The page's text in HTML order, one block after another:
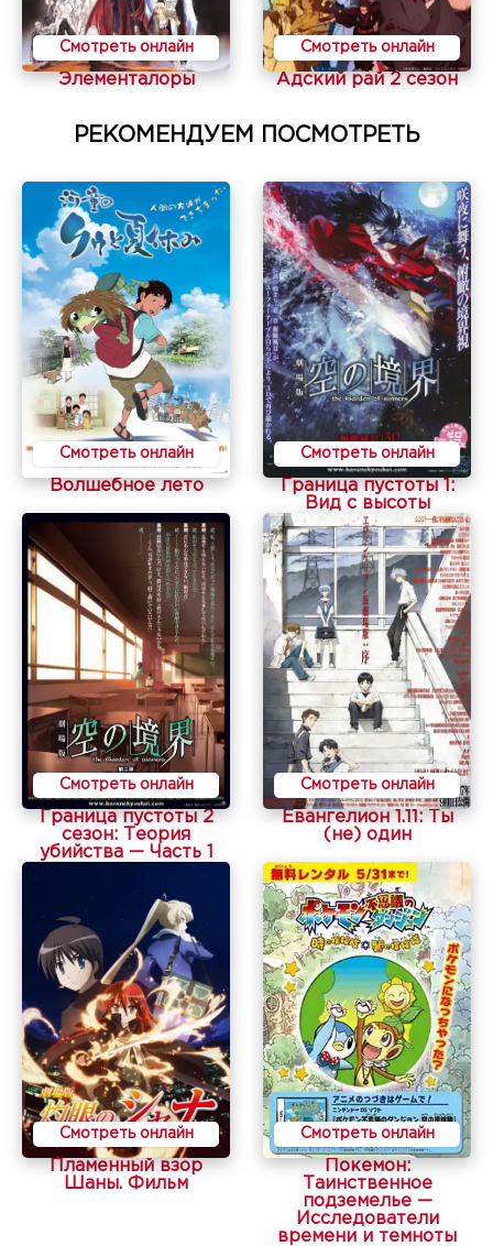
Смотреть онлайн
Элементалоры
Смотреть онлайн
Адский рай 2 сезон
РЕКОМЕНДУЕМ ПОСМОТРЕТЬ
Смотреть онлайн
Волшебное лето
Смотреть онлайн
Граница пустоты 1:
Вид с высоты
Смотреть онлайн
Граница пустоты 2
сезон: Теория
убийства — Часть 1
Смотреть онлайн
Евангелион 1.11: Ты
(не) один
Смотреть онлайн
Пламенный взор
Шаны. Фильм
Смотреть онлайн
Покемон:
Таинственное
подземелье —
Исследователи
времени и темноты